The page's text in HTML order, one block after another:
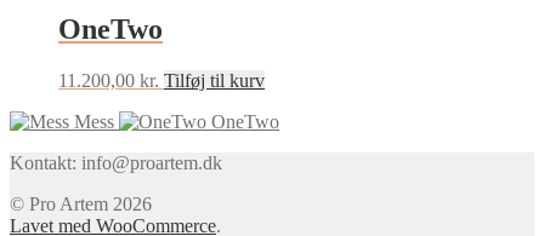
OneTwo
11.200,00 kr. Tilføj til kurv
Mess
OneTwo
Kontakt: info@proartem.dk
© Pro Artem 2026
Lavet med WooCommerce.